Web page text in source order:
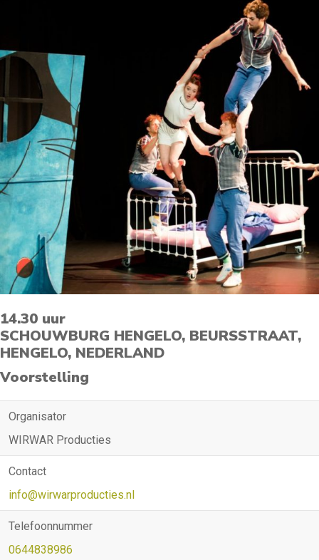
14.30 uur
SCHOUWBURG HENGELO, BEURSSTRAAT,
HENGELO, NEDERLAND
Voorstelling
Organisator
WIRWAR Producties
Contact
info@wirwarproducties.nl
Telefoonnummer
0644838986